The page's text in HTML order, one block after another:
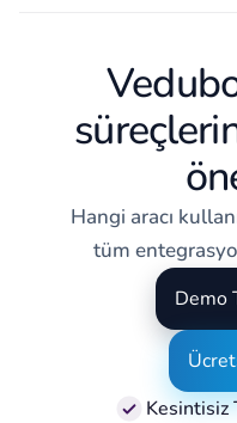
Hangi aracı
tüm
Demo
Demo
Kesintisiz